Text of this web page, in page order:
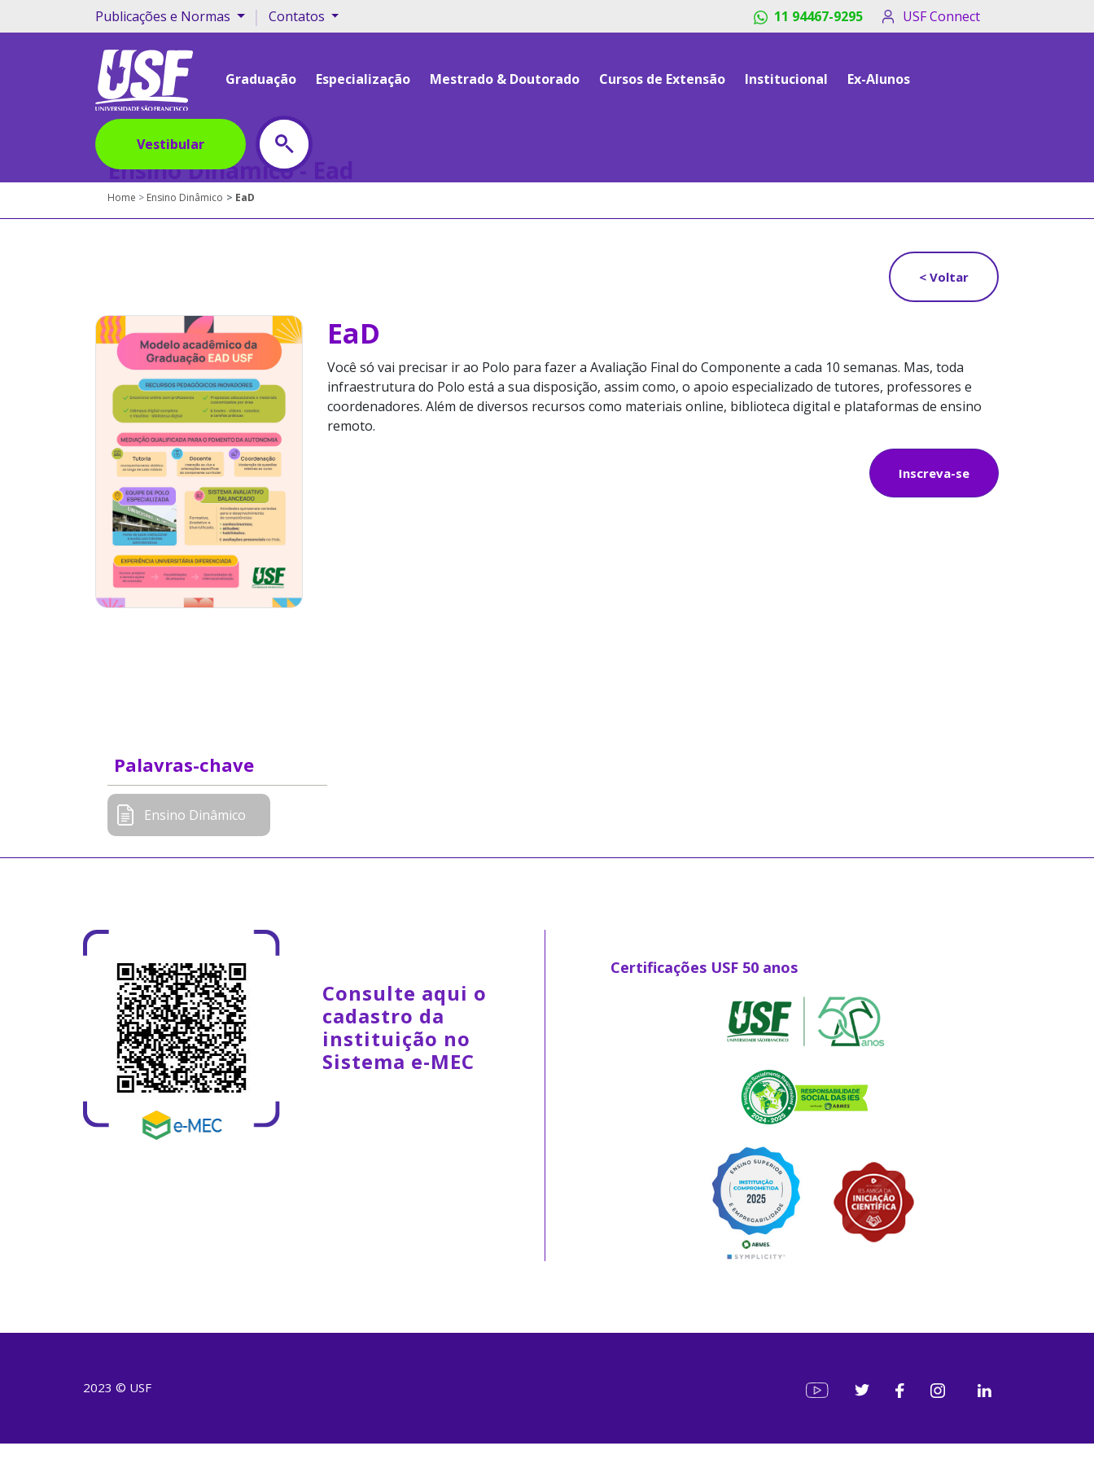
Publicações e Normas | Contatos 11 94467-9295 USF Connect
Graduação Especialização Mestrado & Doutorado Cursos de Extensão Institucional Ex-Alunos
Vestibular
Ensino Dinâmico - Ead
Home Ensino Dinâmico EaD
< Voltar
EaD
Você só vai precisar ir ao Polo para fazer a Avaliação Final do Componente a cada 10 semanas. Mas, toda
infraestrutura do Polo está a sua disposição, assim como, o apoio especializado de tutores, professores e
coordenadores. Além de diversos recursos como materiais online, biblioteca digital e plataformas de ensino
remoto.
Inscreva-se
Palavras-chave
Ensino Dinâmico
Consulte aqui o
cadastro da
instituição no
Sistema e-MEC
Certificações USF 50 anos
2023 © USF